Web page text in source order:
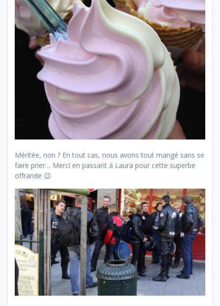
Méritée, non ? En tout cas, nous avons tout mangé sans se
faire prier… Merci en passant à Laura pour cette superbe
offrande 😉